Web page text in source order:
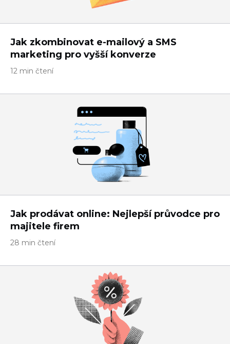
Jak zkombinovat e-mailový a SMS
marketing pro vyšší konverze
12 min čtení
Jak prodávat online: Nejlepší průvodce pro
majitele firem
28 min čtení